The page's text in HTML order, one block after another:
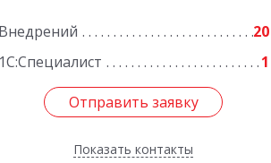
Внедрений
20
1С:Специалист
1
Отправить заявку
Показать контакты
Подробнее
Отправить заявку
Назад